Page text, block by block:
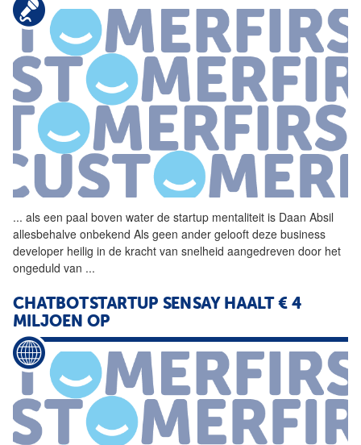
... als een paal boven water de startup mentaliteit is Daan Absil
allesbehalve onbekend Als geen ander gelooft deze business
developer heilig in de kracht van snelheid aangedreven door het
ongeduld van ...
CHATBOTSTARTUP SENSAY HAALT € 4
MILJOEN OP